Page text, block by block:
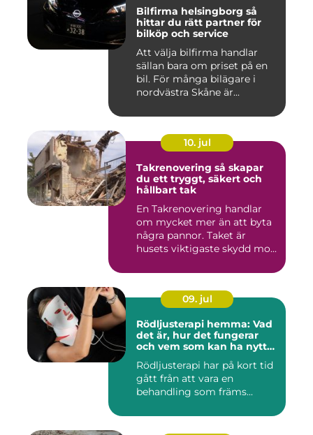
Bilfirma helsingborg så
hittar du rätt partner för
bilköp och service
Att välja bilfirma handlar
sällan bara om priset på en
bil. För många bilägare i
nordvästra Skåne är...
10. jul
Takrenovering så skapar
du ett tryggt, säkert och
hållbart tak
En Takrenovering handlar
om mycket mer än att byta
några pannor. Taket är
husets viktigaste skydd mo...
09. jul
Rödljusterapi hemma: Vad
det är, hur det fungerar
och vem som kan ha nytta
Rödljusterapi har på kort tid
gått från att vara en
behandling som främs...